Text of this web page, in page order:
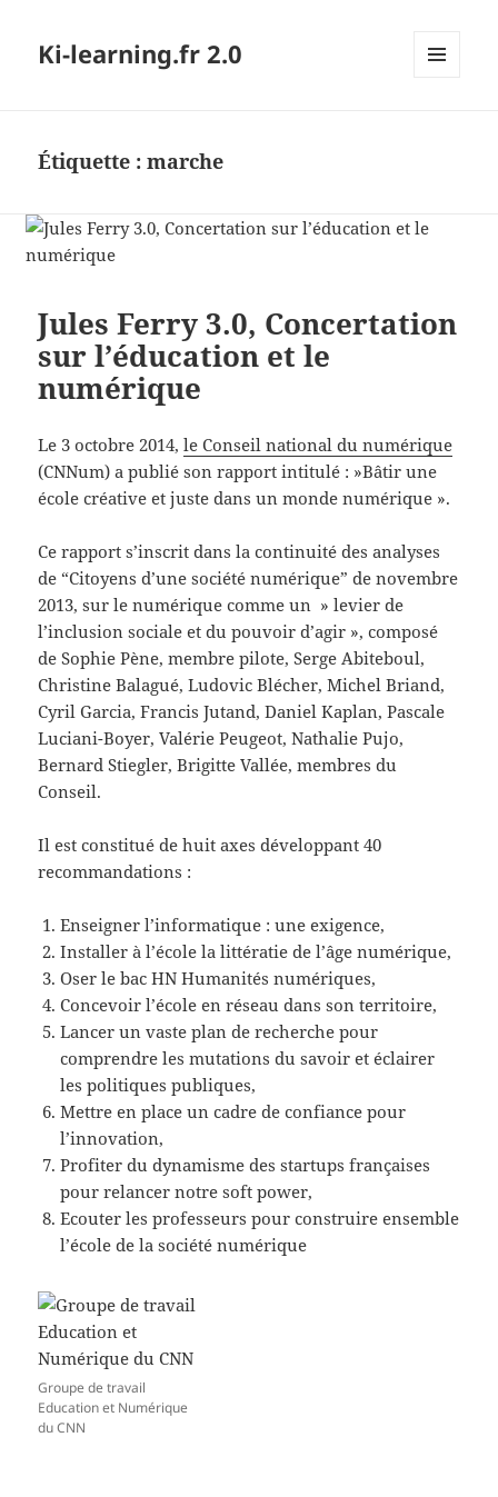
Ki-learning.fr 2.0
Étiquette :marche
Jules Ferry 3.0, Concertation
sur l’éducation et le
numérique
Le 3 octobre 2014,le Conseil national du numérique
(CNNum) a publié son rapport intitulé : »Bâtir une
école créative et juste dans un monde numérique ».
Ce rapport s’inscrit dans la continuité des analyses
de “Citoyens d’une société numérique” de novembre
2013, sur le numérique comme un » levier de
l’inclusion sociale et du pouvoir d’agir », composé
de Sophie Pène, membre pilote, Serge Abiteboul,
Christine Balagué, Ludovic Blécher, Michel Briand,
Cyril Garcia, Francis Jutand, Daniel Kaplan, Pascale
Luciani-Boyer, Valérie Peugeot, Nathalie Pujo,
Bernard Stiegler, Brigitte Vallée, membres du
Conseil.
Il est constitué de huit axes développant 40
recommandations :
Enseigner l’informatique : une exigence,
Installer à l’école la littératie de l’âge numérique,
Oser le bac HN Humanités numériques,
Concevoir l’école en réseau dans son territoire,
Lancer un vaste plan de recherche pour
comprendre les mutations du savoir et éclairer
les politiques publiques,
Mettre en place un cadre de confiance pour
l’innovation,
Profiter du dynamisme des startups françaises
pour relancer notre soft power,
Ecouter les professeurs pour construire ensemble
l’école de la société numérique
Groupe de travail
Education et Numérique
du CNN